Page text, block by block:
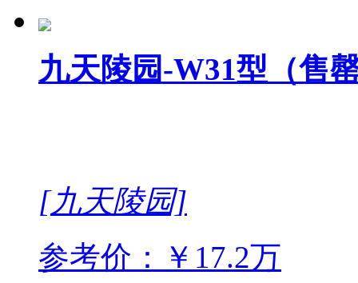
九天陵园-W31型（售
[九天陵园]
参考价：￥17.2万